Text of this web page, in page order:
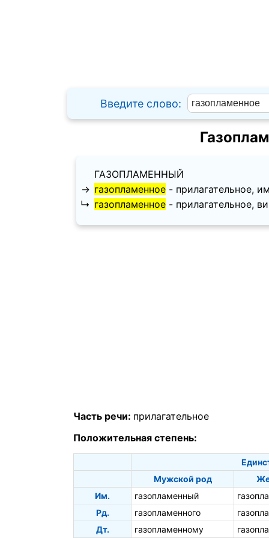
Введите слово:
ГАЗОПЛАМЕННЫЙ
→ газопламенное - прилагательное,
↳ газопламенное - прилагательное,
Часть речи: прилагательное
Положительная степень:
Мужской род
Им.
газопламенный
Рд.
газопламенного
Дт.
газопламенному